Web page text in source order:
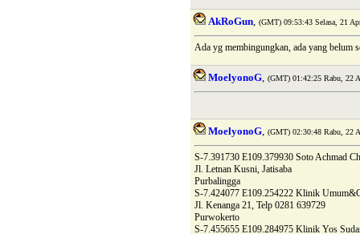
AkRoGun, (GMT) 09:53:43 Selasa, 21
Ada yg membingungkan, ada yang belum
MoelyonoG, (GMT) 01:42:25 Rabu, 22
MoelyonoG, (GMT) 02:30:48 Rabu, 22
S-7.391730 E109.379930 Soto Achmad
Jl. Letnan Kusni, Jatisaba
Purbalingga
S-7.424077 E109.254222 Klinik
Jl. Kenanga 21, Telp 0281 639729
Purwokerto
S-7.455655 E109.284975 Klinik Yos